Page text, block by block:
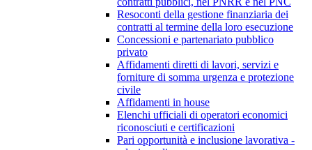
Resoconti della gestione finanziaria dei
contratti al termine della loro esecuzione
Concessioni e partenariato pubblico
privato
Affidamenti diretti di lavori, servizi e
forniture di somma urgenza e protezione
civile
Affidamenti in house
Elenchi ufficiali di operatori economici
riconosciuti e certificazioni
Pari opportunità e inclusione lavorativa -